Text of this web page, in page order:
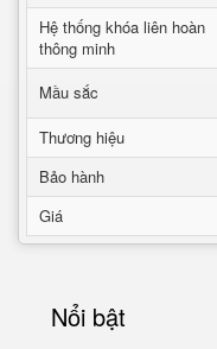
Hệ thống khóa liên hoàn
thông minh
Mầu sắc
Thương hiệu
Bảo hành
Giá
Nổi bật